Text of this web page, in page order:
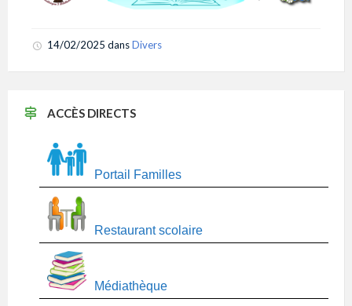
14/02/2025 dansDivers
ACCÈS DIRECTS
Portail Familles
Restaurant scolaire
Médiathèque